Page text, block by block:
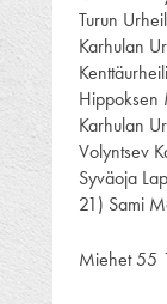
Turun
Karhulan
Hippoksen
Karhulan
Volyntsev
Syväoja
21) Sami
Miehet 55